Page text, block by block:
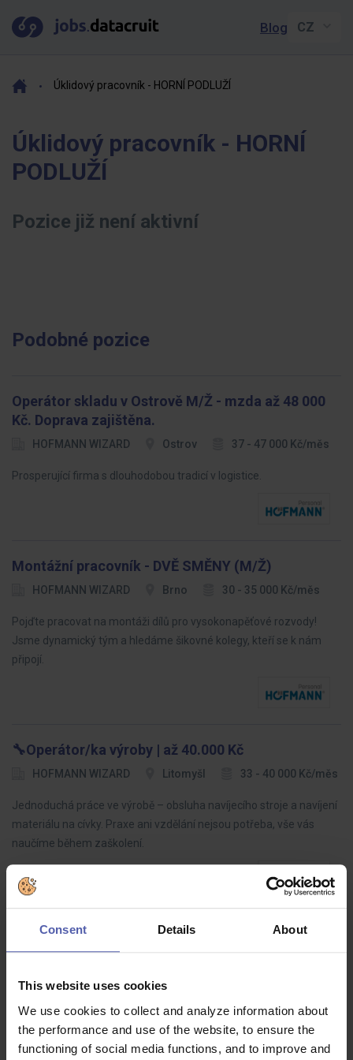
Consent Details About
This website uses cookies
We use cookies to collect and analyze information about
the performance and use of the website, to ensure the
functioning of social media functions, and to improve and
Blog
Úklidový pracovník - HORNÍ PODLUŽÍ
Úklidový pracovník - HORNÍ
PODLUŽÍ
Pozice již není aktivní
Podobné pozice
Operátor skladu v Ostrově M/Ž - mzda až 48 000
Kč. Doprava zajištěna.
HOFMANN WIZARD Ostrov 37 - 47 000 Kč/měs
Prosperující firma s dlouhodobou tradicí v logistice.
Montážní pracovník - DVĚ SMĚNY (M/Ž)
HOFMANN WIZARD Brno 30 - 35 000 Kč/měs
Pojďte pracovat na montáži dílů pro vysokonapěťové rozvody!
Jsme dynamický tým a hledáme šikovné kolegy, kteří se k nám
připojí.
🔧Operátor/ka výroby | až 40.000 Kč
HOFMANN WIZARD Litomyšl 33 - 40 000 Kč/měs
Jednoduchá práce ve výrobě – obsluha navíjecího stroje a navíjení
materiálu na cívky. Praxe ani vzdělání nejsou potřeba, vše vás
naučíme během zaškolení.
Skladník v logistice (M/Ž) - Brno
Hledáme kolegy i kolegyně do skladu v Brně!